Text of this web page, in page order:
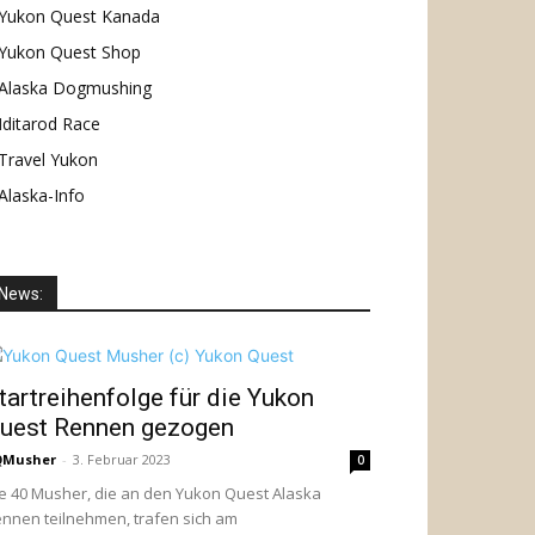
Quest Kanada
Quest Shop
Dogmushing
Iditarod Race
Travel Yukon
Info
für die Yukon
Rennen gezogen
- 3. Februar 2023 0
40 Musher, die an den Yukon Quest Alaska
teilnehmen, trafen sich am